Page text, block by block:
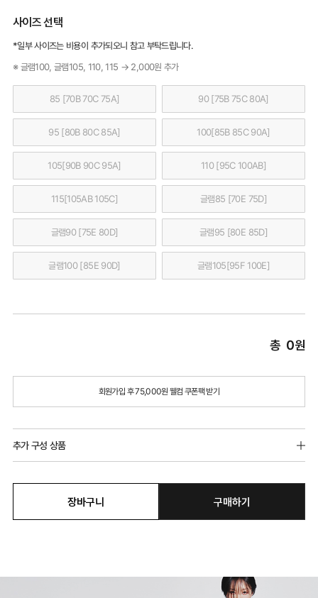
사이즈 선택
*일부 사이즈는 비용이 추가되오니 참고 부탁드립니다.
※ 글램100, 글램105, 110, 115 → 2,000원 추가
85 [70B 70C 75A] 90 [75B 75C 80A]
95 [80B 80C 85A] 100[85B 85C 90A]
105[90B 90C 95A] 110 [95C 100AB]
115[105AB 105C] 글램85 [70E 75D]
글램90 [75E 80D] 글램95 [80E 85D]
글램100 [85E 90D] 글램105[95F 100E]
총 0원
회원가입 후 75,000원 웰컴 쿠폰팩 받기
추가 구성 상품
장바구니 구매하기